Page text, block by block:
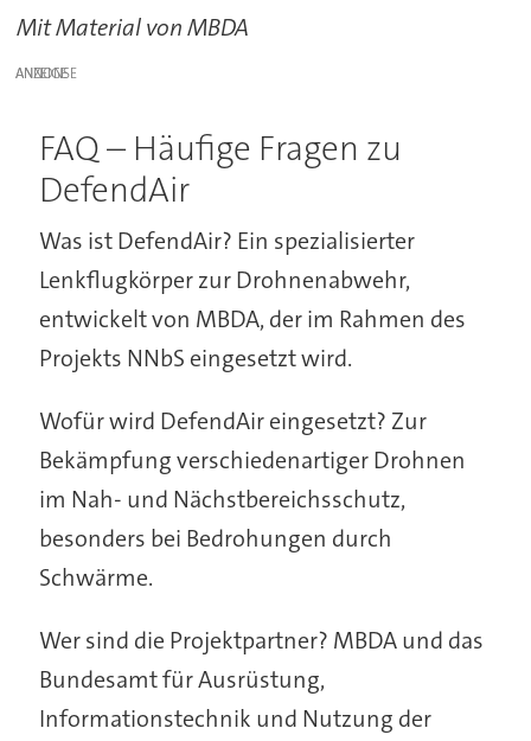
Mit Material von MBDA
ANZEIGE
FAQ – Häufige Fragen zu
DefendAir
Was ist DefendAir? Ein spezialisierter
Lenkflugkörper zur Drohnenabwehr,
entwickelt von MBDA, der im Rahmen des
Projekts NNbS eingesetzt wird.
Wofür wird DefendAir eingesetzt? Zur
Bekämpfung verschiedenartiger Drohnen
im Nah- und Nächstbereichsschutz,
besonders bei Bedrohungen durch
Schwärme.
Wer sind die Projektpartner? MBDA und das
Bundesamt für Ausrüstung,
Informationstechnik und Nutzung der